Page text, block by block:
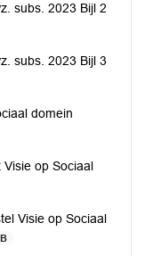
subs. 2023 Bijl 2
subs. 2023 Bijl 3
domein
op Sociaal
Visie op Sociaal